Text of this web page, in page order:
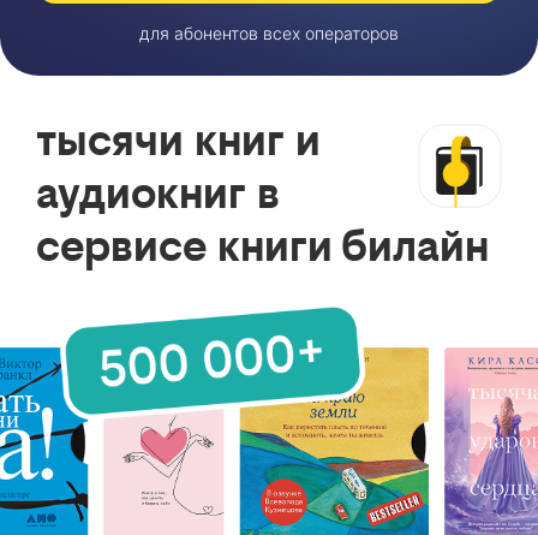
для абонентов всех операторов
тысячи книг и
аудиокниг в
сервисе книги билайн